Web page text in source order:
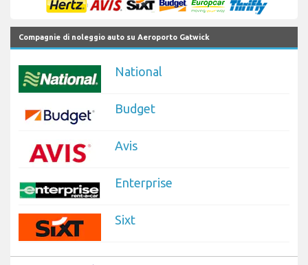
Compagnie di noleggio auto su Aeroporto Gatwick
National
Budget
Avis
Enterprise
Sixt